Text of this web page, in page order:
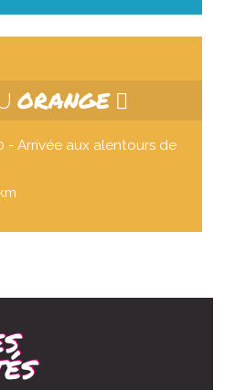
ORANGE
- Arrivée aux alentours de